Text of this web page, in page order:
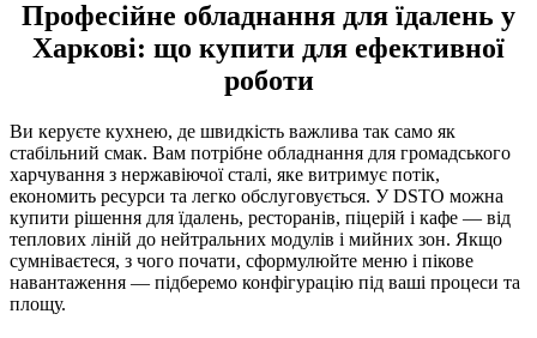
Професійне обладнання для їдалень у
Харкові: що купити для ефективної
роботи
Ви керуєте кухнею, де швидкість важлива так само як
стабільний смак. Вам потрібне обладнання для громадського
харчування з нержавіючої сталі, яке витримує потік,
економить ресурси та легко обслуговується. У DSTO можна
купити рішення для їдалень, ресторанів, піцерій і кафе — від
теплових ліній до нейтральних модулів і мийних зон. Якщо
сумніваєтеся, з чого почати, сформулюйте меню і пікове
навантаження — підберемо конфігурацію під ваші процеси та
площу.